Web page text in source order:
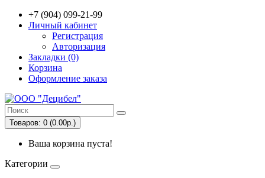
+7 (904) 099-21-99
Личный кабинет
Регистрация
Авторизация
Закладки (0)
Корзина
Оформление заказа
Товаров: 0 (0.00р.)
Ваша корзина пуста!
Категории